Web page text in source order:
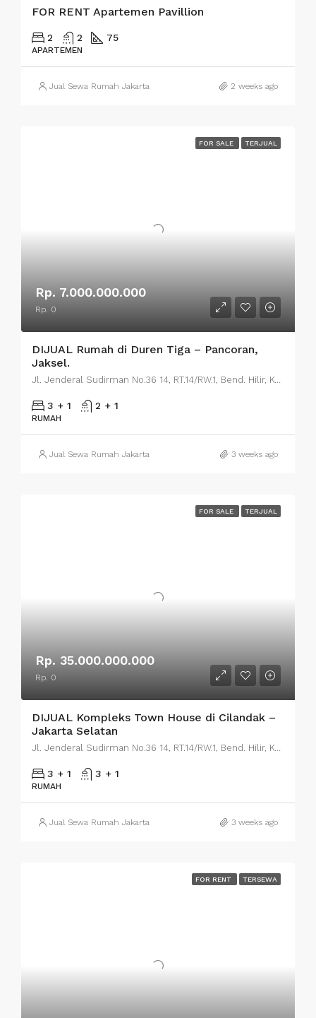
FOR RENT Apartemen Pavillion
2 2 75
APARTEMEN
Jual Sewa Rumah Jakarta 2 weeks ago
FOR SALE TERJUAL
Rp. 7.000.000.000
Rp. 0
DIJUAL Rumah di Duren Tiga – Pancoran,
Jaksel.
Jl. Jenderal Sudirman No.36 14, RT.14/RW.1, Bend. Hilir, Kecamatan Tanah Abang, Kota Jakarta Pusat, Daerah Khusus Ibukota Jakarta 10210
3 + 1 2 + 1
RUMAH
Jual Sewa Rumah Jakarta 3 weeks ago
FOR SALE TERJUAL
Rp. 35.000.000.000
Rp. 0
DIJUAL Kompleks Town House di Cilandak –
Jakarta Selatan
Jl. Jenderal Sudirman No.36 14, RT.14/RW.1, Bend. Hilir, Kecamatan Tanah Abang, Kota Jakarta Pusat, Daerah Khusus Ibukota Jakarta 10210
3 + 1 3 + 1
RUMAH
Jual Sewa Rumah Jakarta 3 weeks ago
FOR RENT TERSEWA